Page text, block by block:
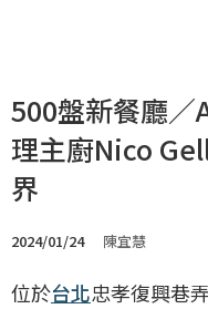
500盤新餐廳
理主廚Nico
界
2024/01/24 陳宜慧
位於台北忠孝復興巷